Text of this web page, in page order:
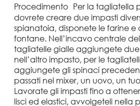
Procedimento Per la tagliatella
dovrete creare due impasti
spianatoia, disponete le farine e
fontane. Nell’incavo centrale
tagliatelle gialle aggiungete due
nell’altro impasto, per le
aggiungete gli spinaci
passati nel mixer, un uovo, un
Lavorate gli impasti fino a
lisci ed elastici, avvolgeteli nella